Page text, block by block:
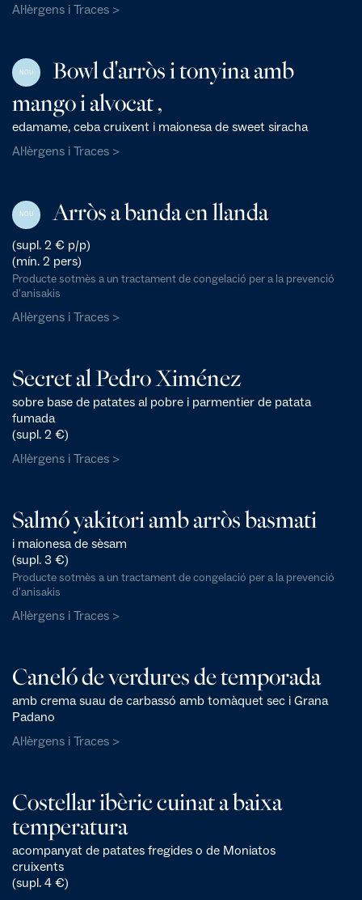
Al·lèrgens i Traces >
NOU
Bowl d'arròs i tonyina amb
mango i alvocat ,
edamame, ceba cruixent i maionesa de sweet siracha
Al·lèrgens i Traces >
NOU Arròs a banda en llanda
(supl. 2 € p/p)
(mín. 2 pers)
Producte sotmès a un tractament de congelació per a la prevenció
d'anisakis
Al·lèrgens i Traces >
Secret al Pedro Ximénez
sobre base de patates al pobre i parmentier de patata
fumada
(supl. 2 €)
Al·lèrgens i Traces >
Salmó yakitori amb arròs basmati
i maionesa de sèsam
(supl. 3 €)
Producte sotmès a un tractament de congelació per a la prevenció
d'anisakis
Al·lèrgens i Traces >
Caneló de verdures de temporada
amb crema suau de carbassó amb tomàquet sec i Grana
Padano
Al·lèrgens i Traces >
Costellar ibèric cuinat a baixa
temperatura
acompanyat de patates fregides o de Moniatos
cruixents
(supl. 4 €)